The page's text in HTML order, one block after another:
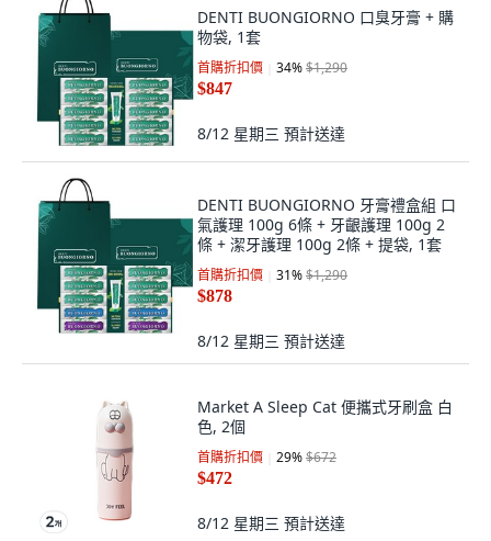
DENTI BUONGIORNO 口臭牙膏 + 購
物袋, 1套
首購折扣價 34%$1,290
$847
8/12 星期三 預計送達
DENTI BUONGIORNO 牙膏禮盒組 口
氣護理 100g 6條 + 牙齦護理 100g 2
條 + 潔牙護理 100g 2條 + 提袋, 1套
首購折扣價 31%$1,290
$878
8/12 星期三 預計送達
Market A Sleep Cat 便攜式牙刷盒 白
色, 2個
首購折扣價 29%$672
$472
8/12 星期三 預計送達